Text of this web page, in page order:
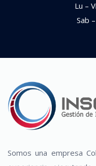
Lu –
Sab
Somos una empresa